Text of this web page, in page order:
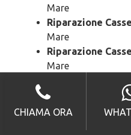
Mare
Riparazione
Mare
Riparazione
Mare
Mare
Riparazione
CHIAMA ORA